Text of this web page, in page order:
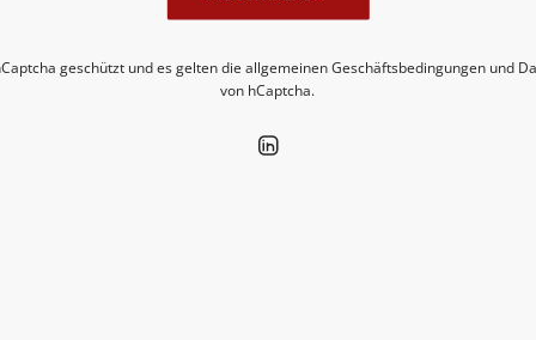
Sie neue Insights in unseren
geschützt und es gelten dieallgemeinen Geschäftsbedingungen und
von hCaptcha.